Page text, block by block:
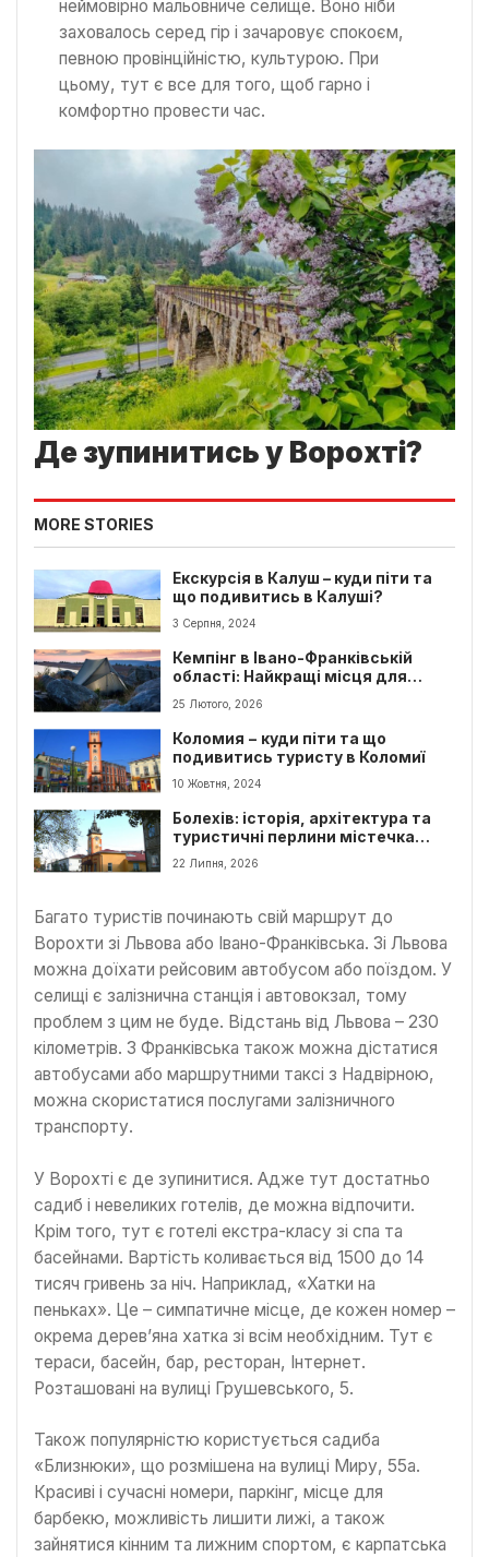
неймовірно мальовниче селище. Воно ніби
заховалось серед гір і зачаровує спокоєм,
певною провінційністю, культурою. При
цьому, тут є все для того, щоб гарно і
комфортно провести час.
Де зупинитись у Ворохті?
MORE STORIES
Екскурсія в Калуш – куди піти та
що подивитись в Калуші?
3 Серпня, 2024
Кемпінг в Івано-Франківській
області: Найкращі місця для
відпочинку з палатками
25 Лютого, 2026
Коломия − куди піти та що
подивитись туристу в Коломиї
10 Жовтня, 2024
Болехів: історія, архітектура та
туристичні перлини містечка
Прикарпаття
22 Липня, 2026
Багато туристів починають свій маршрут до
Ворохти зі Львова або Івано-Франківська. Зі Львова
можна доїхати рейсовим автобусом або поїздом. У
селищі є залізнична станція і автовокзал, тому
проблем з цим не буде. Відстань від Львова – 230
кілометрів. З Франківська також можна дістатися
автобусами або маршрутними таксі з Надвірною,
можна скористатися послугами залізничного
транспорту.
У Ворохті є де зупинитися. Адже тут достатньо
садиб і невеликих готелів, де можна відпочити.
Крім того, тут є готелі екстра-класу зі спа та
басейнами. Вартість коливається від 1500 до 14
тисяч гривень за ніч. Наприклад, «Хатки на
пеньках». Це – симпатичне місце, де кожен номер –
окрема дерев’яна хатка зі всім необхідним. Тут є
тераси, басейн, бар, ресторан, Інтернет.
Розташовані на вулиці Грушевського, 5.
Також популярністю користується садиба
«Близнюки», що розмішена на вулиці Миру, 55а.
Красиві і сучасні номери, паркінг, місце для
барбекю, можливість лишити лижі, а також
зайнятися кінним та лижним спортом, є карпатська